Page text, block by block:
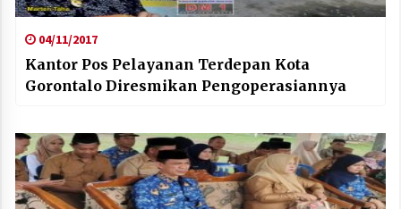
04/11/2017
Kantor Pos Pelayanan Terdepan Kota
Gorontalo Diresmikan Pengoperasiannya